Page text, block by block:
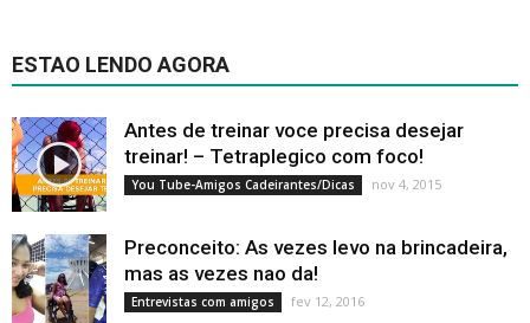
ESTAO LENDO AGORA
Antes de treinar voce precisa desejar
treinar! – Tetraplegico com foco!
You Tube-Amigos Cadeirantes/Dicas nov 4, 2015
Preconceito: As vezes levo na brincadeira,
mas as vezes nao da!
Entrevistas com amigos fev 12, 2016